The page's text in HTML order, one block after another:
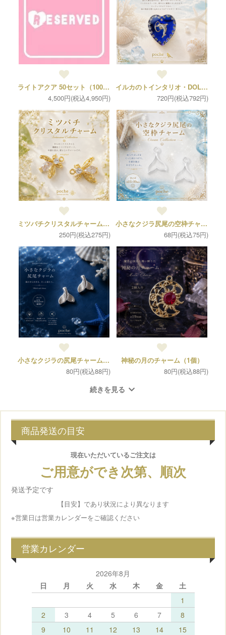
ライトアクア 50セット（100個） ご予約分
4,500円(税込4,950円)
イルカのトインタリオ・DOLPHIN（1個）
720円(税込792円)
ミツバチクリスタルチャーム(1個)
250円(税込275円)
小さなクジラ尻尾の空枠チャーム（2個）
68円(税込75円)
小さなクジラの尻尾チャーム（2個）
80円(税込88円)
神秘の月のチャーム（1個）
80円(税込88円)
続きを見る
商品発送の目安
現在いただいているご注文は
ご用意ができ次第、順次
発送予定です
【目安】であり状況により異なります
※営業日は営業カレンダーをご確認ください
営業カレンダー
2026年8月
日
月 火 水 木 金
土
1
2
3 4 5 6 7
8
9
10 11 12 13 14
15